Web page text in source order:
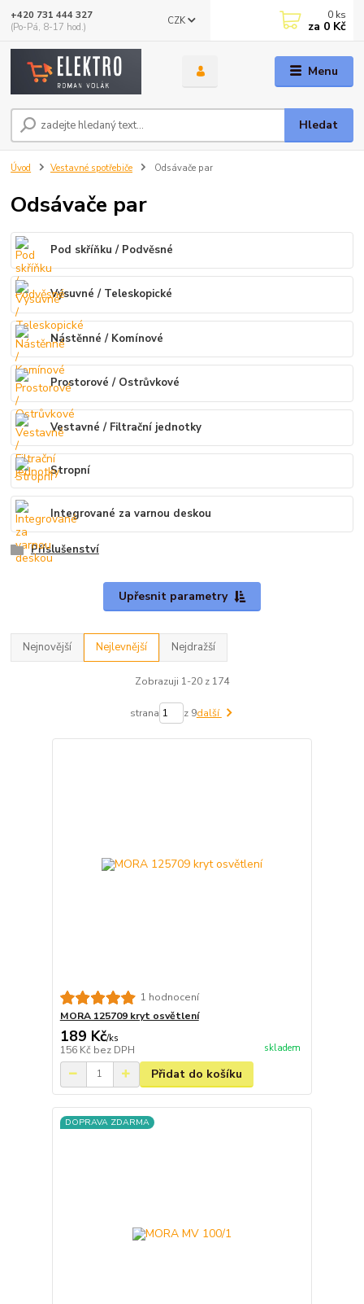
Menu
CZK
Hledat
+420 731 444 327
(Po-Pá, 8-17 hod.)
0 ks
za 0 Kč
Úvod Vestavné spotřebiče Odsávače par
Odsávače par
Pod skříňku / Podvěsné
Výsuvné / Teleskopické
Nástěnné / Komínové
Prostorové / Ostrůvkové
Vestavné / Filtrační jednotky
Stropní
Integrované za varnou deskou
Příslušenství
Upřesnit parametry
Nejnovější Nejlevnější Nejdražší
Zobrazuji 1-20 z 174
strana z 9další
1 hodnocení
MORA 125709 kryt osvětlení
189 Kč/ks
156 Kč bez DPH skladem
Přidat do košíku
DOPRAVA ZDARMA